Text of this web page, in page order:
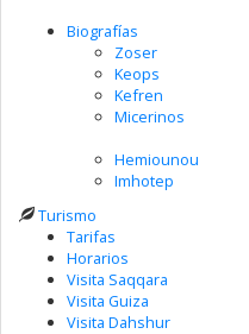
Biografías
Zoser
Keops
Kefren
Micerinos
Hemiounou
Imhotep
Turismo
Tarifas
Horarios
Visita Saqqara
Visita Guiza
Visita Dahshur